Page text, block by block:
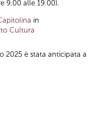
9.00 alle 19.00).
in
Cultura
2025 è stata anticipata a